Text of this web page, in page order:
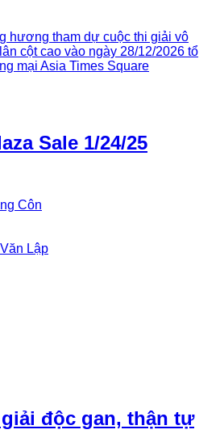
hương tham dự cuộc thi giải vô
cột cao vào ngày 28/12/2026 tổ
mại Asia Times Square
Sale 1/24/25
Côn
Lập
độc gan, thận tự